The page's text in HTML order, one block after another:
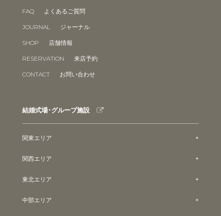
FAQ よくあるご質問
JOURNAL ジャーナル
SHOP 店舗情報
RESERVATION 来店予約
CONTACT お問い合わせ
結婚式場･グループ施設
関東エリア
関西エリア
東北エリア
中部エリア